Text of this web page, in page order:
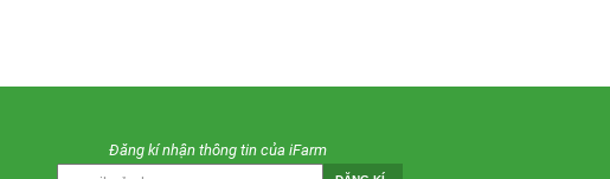
Đăng kí nhận thông tin của iFarm